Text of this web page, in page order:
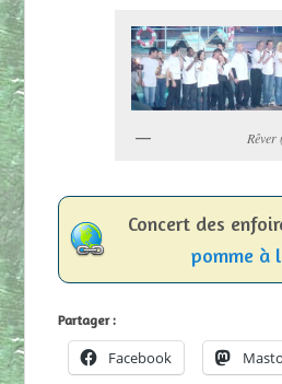
Concert des
pomme à
Partager :
Facebook